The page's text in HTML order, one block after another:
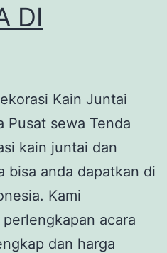
DI
Kain Juntai
Pusat sewa Tenda
kain juntai dan
bisa anda dapatkan di
Kami
acara
dan harga